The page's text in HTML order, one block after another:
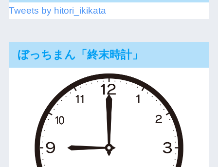
Tweets by hitori_ikikata
ぼっちまん「終末時計」